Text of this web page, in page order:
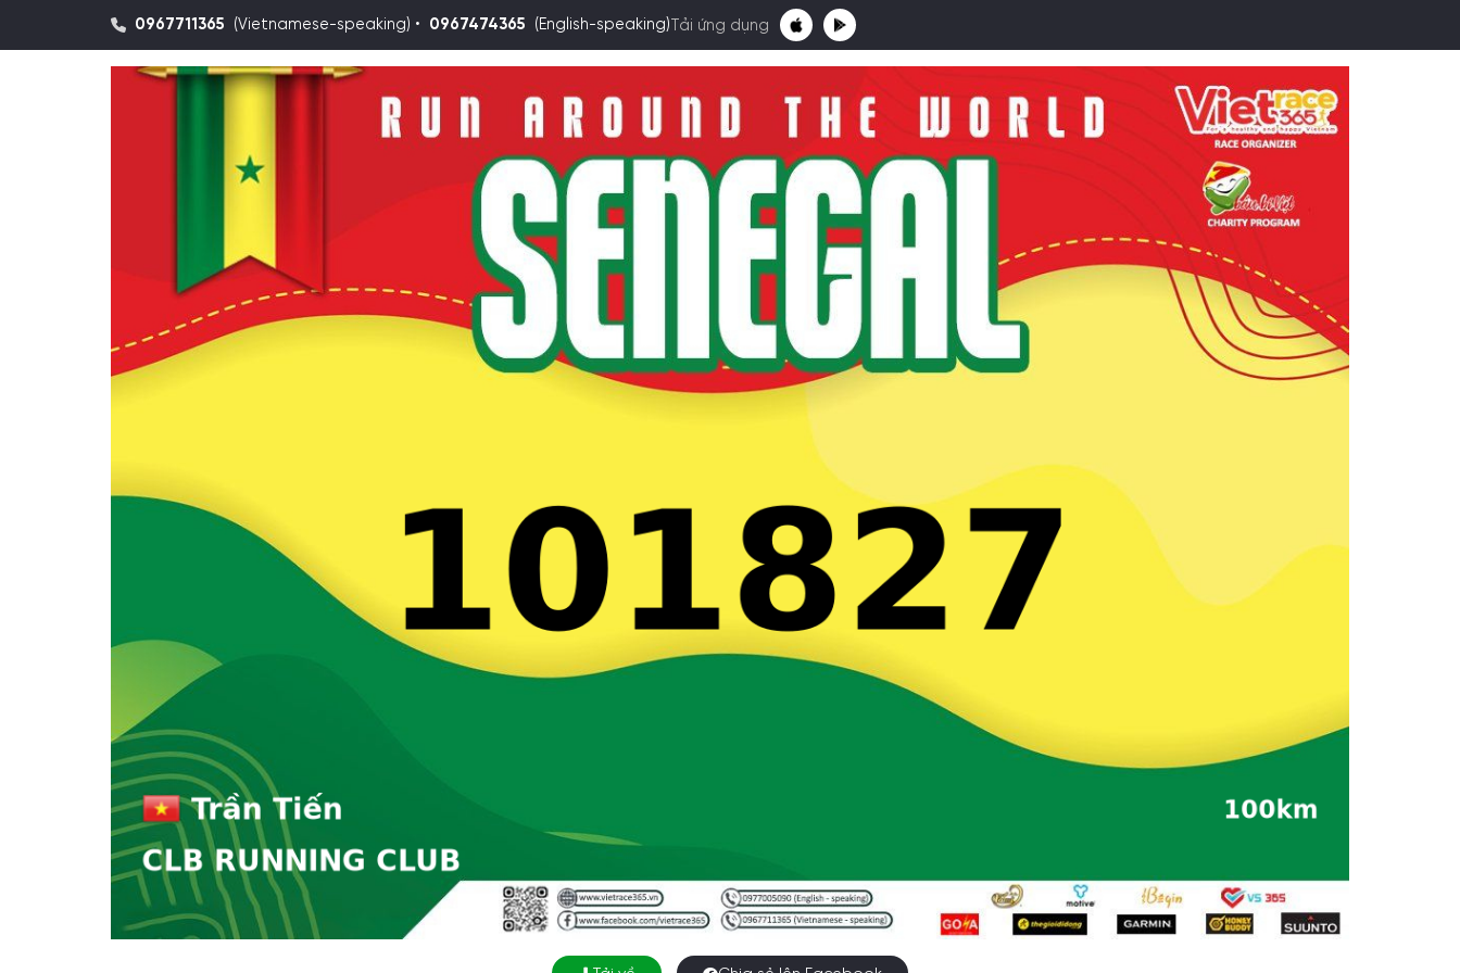
0967711365 (Vietnamese-speaking) • 0967474365 (English-speaking) Tải ứng dụng